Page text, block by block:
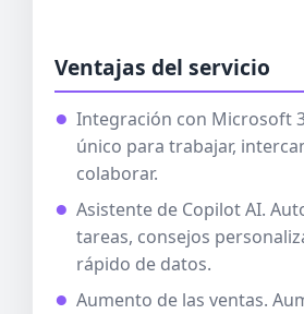
Ventajas del servicio
Integración con Microsoft
único para trabajar,
colaborar.
Asistente de Copilot AI.
tareas, consejos
rápido de datos.
Aumento de las ventas.